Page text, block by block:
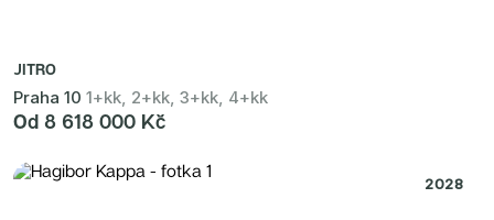
JITRO
Praha 10 1+kk, 2+kk, 3+kk, 4+kk
Od 8 618 000 Kč
2028